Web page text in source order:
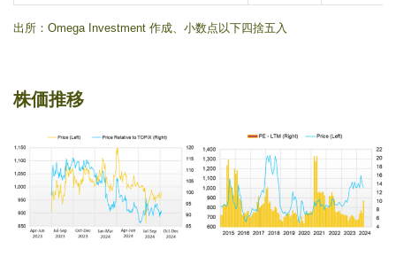
出所：Omega Investment 作成、小数点以下四捨五入
株価推移